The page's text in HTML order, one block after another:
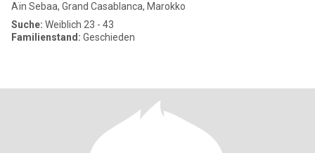
Aïn Sebaa, Grand Casablanca, Marokko
Suche: Weiblich 23 - 43
Familienstand: Geschieden